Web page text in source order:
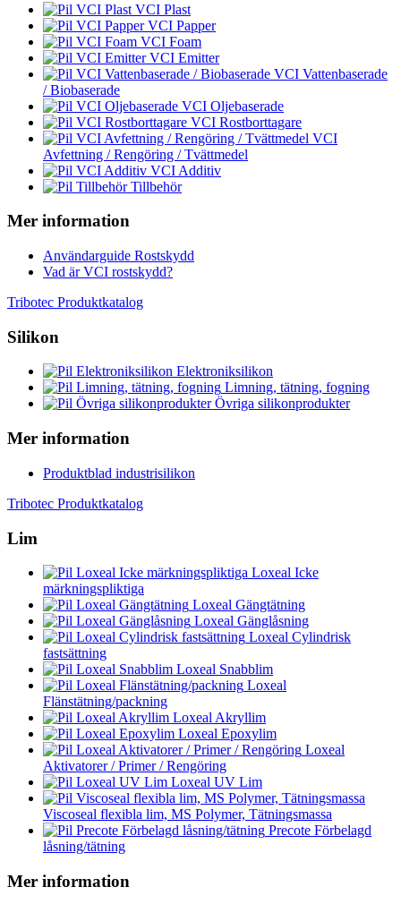
VCI Plast
VCI Papper
VCI Foam
VCI Emitter
VCI Vattenbaserade
/ Biobaserade
VCI Oljebaserade
VCI Rostborttagare
VCI
Avfettning / Rengöring / Tvättmedel
VCI Additiv
Tillbehör
Mer information
Användarguide Rostskydd
Vad är VCI rostskydd?
Tribotec Produktkatalog
Silikon
Elektroniksilikon
Limning, tätning, fogning
Övriga silikonprodukter
Mer information
Produktblad industrisilikon
Tribotec Produktkatalog
Lim
Loxeal Icke
märkningspliktiga
Loxeal Gängtätning
Loxeal Gänglåsning
Loxeal Cylindrisk
fastsättning
Loxeal Snabblim
Loxeal
Flänstätning/packning
Loxeal Akryllim
Loxeal Epoxylim
Loxeal
Aktivatorer / Primer / Rengöring
Loxeal UV Lim
Viscoseal flexibla lim, MS Polymer, Tätningsmassa
Precote Förbelagd
låsning/tätning
Mer information